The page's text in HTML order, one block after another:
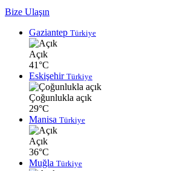
Bize Ulaşın
Gaziantep Türkiye
Açık
41°C
Eskişehir Türkiye
Çoğunlukla açık
29°C
Manisa Türkiye
Açık
36°C
Muğla Türkiye